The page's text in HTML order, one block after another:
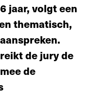
jaar, volgt een
thematisch,
de jury de
de